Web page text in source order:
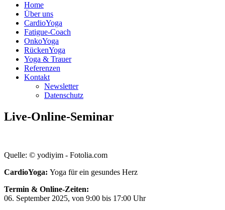
Home
Über uns
CardioYoga
Fatigue-Coach
OnkoYoga
RückenYoga
Yoga & Trauer
Referenzen
Kontakt
Newsletter
Datenschutz
Live-Online-Seminar
Quelle: © yodiyim - Fotolia.com
CardioYoga: Yoga für ein gesundes Herz
Termin & Online-Zeiten:
06. September 2025, von 9:00 bis 17:00 Uhr